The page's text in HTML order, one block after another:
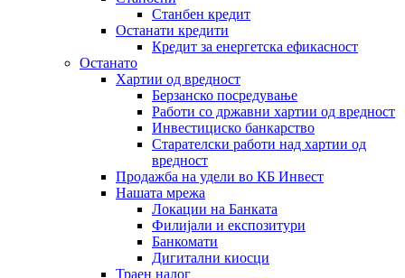
Станбен кредит
Останати кредити
Кредит за енергетска ефикасност
Останато
Хартии од вредност
Берзанско посредување
Работи со државни хартии од вредност
Инвестициско банкарство
Старателски работи над хартии од
вредност
Продажба на удели во КБ Инвест
Нашата мрежа
Локации на Банката
Филијали и експозитури
Банкомати
Дигитални киосци
Траен налог